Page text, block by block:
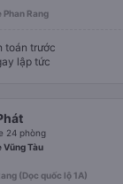
Phan Rang
toán trước
lập tức
24 phòng
Vũng Tàu
(Dọc quốc lộ 1A)